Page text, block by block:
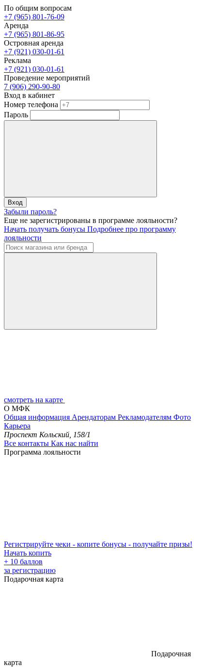
По общим вопросам
+7 (965) 801-76-09
Аренда
+7 (965) 801-86-95
Островная аренда
+7 (921) 030-01-61
Реклама
+7 (921) 030-01-61
Проведение мероприятий
7 (906) 290-90-80
Вход в кабинет
Номер телефона
Пароль
Вход
Забыли пароль?
Еще не зарегистрированы в программе лояльности?
Начать получать бонусы Подробнее про программу
лояльности
смотреть на карте
О МФК
Общая информация Арендаторам Рекламодателям Фото
Карьера
Проспект Кольский, 158/1
Все контакты Как нас найти
Программа лояльности
Регистрируйте чеки - копите бонусы - получайте призы!
Начать копить
+ 10 баллов
за регистрацию
Подарочная карта
Подарочная
карта